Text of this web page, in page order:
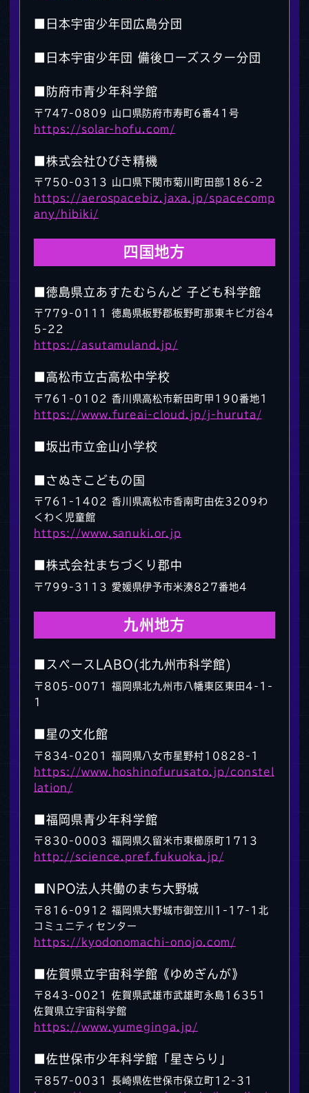
■日本宇宙少年団広島分団
■日本宇宙少年団 備後ローズスター分団
■防府市青少年科学館
〒747-0809 山口県防府市寿町6番41号
https://solar-hofu.com/
■株式会社ひびき精機
〒750-0313 山口県下関市菊川町田部186-2
https://aerospacebiz.jaxa.jp/spacecomp
any/hibiki/
四国地方
■徳島県立あすたむらんど 子ども科学館
〒779-0111 徳島県板野郡板野町那東キビガ谷4
5-22
https://asutamuland.jp/
■高松市立古高松中学校
〒761-0102 香川県高松市新田町甲190番地1
https://www.fureai-cloud.jp/j-huruta/
■坂出市立金山小学校
■さぬきこどもの国
〒761-1402 香川県高松市香南町由佐3209わ
くわく児童館
https://www.sanuki.or.jp
■株式会社まちづくり郡中
〒799-3113 愛媛県伊予市米湊827番地4
九州地方
■スペースLABO(北九州市科学館)
〒805-0071 福岡県北九州市八幡東区東田4-1-
1
■星の文化館
〒834-0201 福岡県八女市星野村10828-1
https://www.hoshinofurusato.jp/constel
lation/
■福岡県青少年科学館
〒830-0003 福岡県久留米市東櫛原町1713
http://science.pref.fukuoka.jp/
■NPO法人共働のまち大野城
〒816-0912 福岡県大野城市御笠川1-17-1北
コミュニティセンター
https://kyodonomachi-onojo.com/
■佐賀県立宇宙科学館《ゆめぎんが》
〒843-0021 佐賀県武雄市武雄町永島16351
佐賀県立宇宙科学館
https://www.yumeginga.jp/
■佐世保市少年科学館「星きらり」
〒857-0031 長崎県佐世保市保立町12-31